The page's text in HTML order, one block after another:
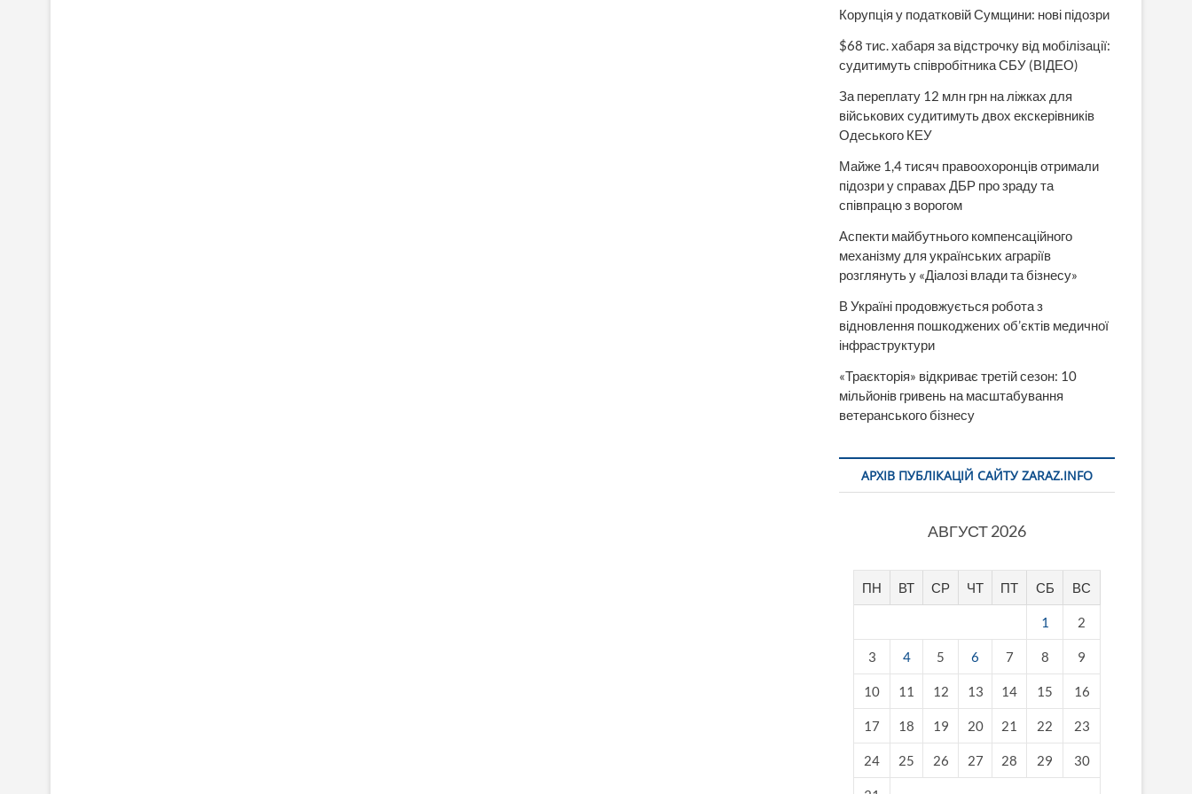
Корупція у податковій Сумщини: нові підозри
$68 тис. хабаря за відстрочку від мобілізації:
судитимуть співробітника СБУ (ВІДЕО)
За переплату 12 млн грн на ліжках для
військових судитимуть двох екскерівників
Одеського КЕУ
Майже 1,4 тисяч правоохоронців отримали
підозри у справах ДБР про зраду та
співпрацю з ворогом
Аспекти майбутнього компенсаційного
механізму для українських аграріїв
розглянуть у «Діалозі влади та бізнесу»
В Україні продовжується робота з
відновлення пошкоджених об’єктів медичної
інфраструктури
«Траєкторія» відкриває третій сезон: 10
мільйонів гривень на масштабування
ветеранського бізнесу
АРХІВ ПУБЛІКАЦІЙ САЙТУ ZARAZ.INFO
АВГУСТ 2026
ПН ВТ СР ЧТ ПТ СБ ВС
1 2
3 4 5 6 7 8 9
10 11 12 13 14 15 16
17 18 19 20 21 22 23
24 25 26 27 28 29 30